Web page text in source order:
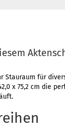
Stauraum für
x 75,2 cm die